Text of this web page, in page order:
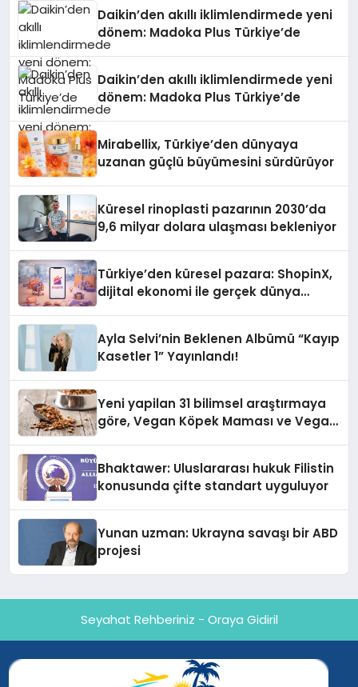
Daikin’den akıllı iklimlendirmede yeni
dönem: Madoka Plus Türkiye’de
Daikin’den akıllı iklimlendirmede yeni
dönem: Madoka Plus Türkiye’de
Mirabellix, Türkiye’den dünyaya
uzanan güçlü büyümesini sürdürüyor
Küresel rinoplasti pazarının 2030’da
9,6 milyar dolara ulaşması bekleniyor
Türkiye’den küresel pazara: ShopinX,
dijital ekonomi ile gerçek dünya
Ayla Selvi’nin Beklenen Albümü “Kayıp
Kasetler 1” Yayınlandı!
Yeni yapilan 31 bilimsel araştırmaya
göre, Vegan Köpek Maması ve Vegan
Bhaktawer: Uluslararası hukuk Filistin
konusunda çifte standart uyguluyor
Yunan uzman: Ukrayna savaşı bir ABD
projesi
Seyahat Rehberiniz - Oraya Gidiril